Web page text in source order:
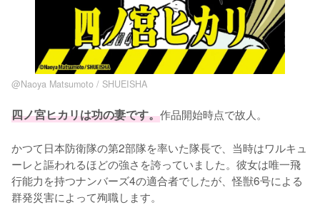
@Naoya Matsumoto / SHUEISHA
四ノ宮ヒカリは功の妻です。作品開始時点で故人。
かつて日本防衛隊の第2部隊を率いた隊長で、当時はワルキュ
ーレと謳われるほどの強さを誇っていました。彼女は唯一飛
行能力を持つナンバーズ4の適合者でしたが、怪獣6号による
群発災害によって殉職します。